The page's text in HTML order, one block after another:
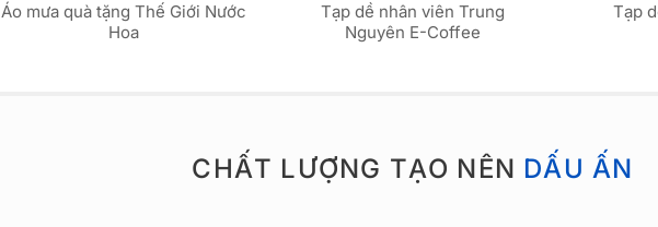
Áo mưa quà tặng Thế Giới Nước
Hoa
Tạp dề nhân viên Trung
Nguyên E-Coffee
Tạp
CHẤT LƯỢNG TẠO NÊN DẤU ẤN